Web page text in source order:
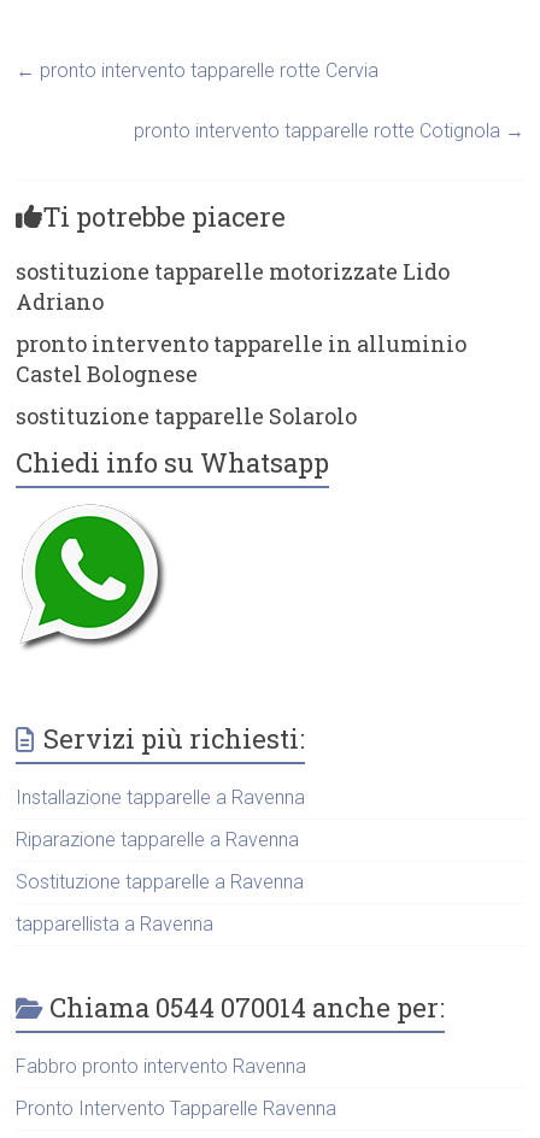
← pronto intervento tapparelle rotte Cervia
pronto intervento tapparelle rotte Cotignola →
Ti potrebbe piacere
sostituzione tapparelle motorizzate Lido
Adriano
pronto intervento tapparelle in alluminio
Castel Bolognese
sostituzione tapparelle Solarolo
Chiedi info su Whatsapp
Servizi più richiesti:
Installazione tapparelle a Ravenna
Riparazione tapparelle a Ravenna
Sostituzione tapparelle a Ravenna
tapparellista a Ravenna
Chiama 0544 070014 anche per:
Fabbro pronto intervento Ravenna
Pronto Intervento Tapparelle Ravenna